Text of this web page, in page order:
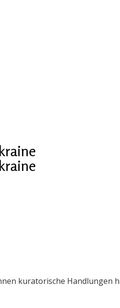
kuratorische Handlungen